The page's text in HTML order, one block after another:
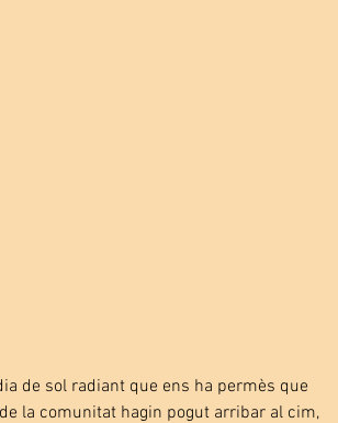
de sol radiant que ens ha permès que
la comunitat hagin pogut arribar al cim,